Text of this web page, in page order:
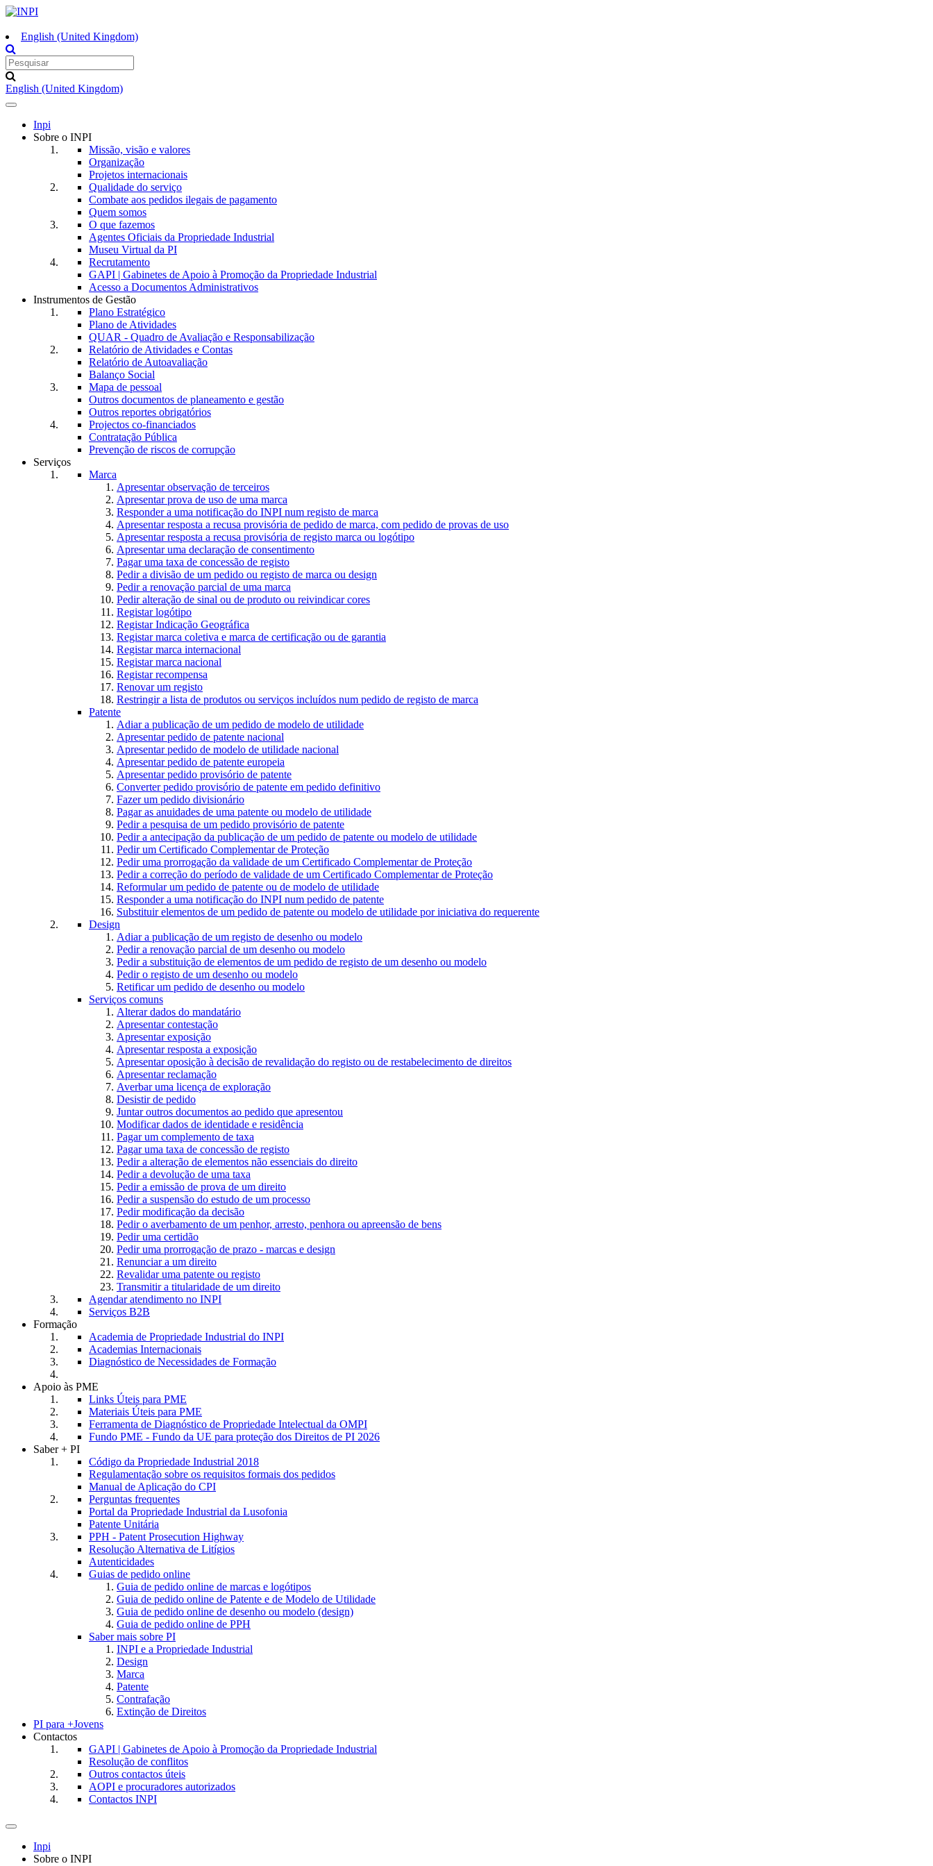
English (United Kingdom)
English (United Kingdom)
Toggle
navigation
Inpi
Sobre o INPI
Missão, visão e valores
Organização
Projetos internacionais
Qualidade do serviço
Combate aos pedidos ilegais de pagamento
Quem somos
O que fazemos
Agentes Oficiais da Propriedade Industrial
Museu Virtual da PI
Recrutamento
GAPI | Gabinetes de Apoio à Promoção da Propriedade Industrial
Acesso a Documentos Administrativos
Instrumentos de Gestão
Plano Estratégico
Plano de Atividades
QUAR - Quadro de Avaliação e Responsabilização
Relatório de Atividades e Contas
Relatório de Autoavaliação
Balanço Social
Mapa de pessoal
Outros documentos de planeamento e gestão
Outros reportes obrigatórios
Projectos co-financiados
Contratação Pública
Prevenção de riscos de corrupção
Serviços
Marca
Apresentar observação de terceiros
Apresentar prova de uso de uma marca
Responder a uma notificação do INPI num registo de marca
Apresentar resposta a recusa provisória de pedido de marca, com pedido de provas de uso
Apresentar resposta a recusa provisória de registo marca ou logótipo
Apresentar uma declaração de consentimento
Pagar uma taxa de concessão de registo
Pedir a divisão de um pedido ou registo de marca ou design
Pedir a renovação parcial de uma marca
Pedir alteração de sinal ou de produto ou reivindicar cores
Registar logótipo
Registar Indicação Geográfica
Registar marca coletiva e marca de certificação ou de garantia
Registar marca internacional
Registar marca nacional
Registar recompensa
Renovar um registo
Restringir a lista de produtos ou serviços incluídos num pedido de registo de marca
Patente
Adiar a publicação de um pedido de modelo de utilidade
Apresentar pedido de patente nacional
Apresentar pedido de modelo de utilidade nacional
Apresentar pedido de patente europeia
Apresentar pedido provisório de patente
Converter pedido provisório de patente em pedido definitivo
Fazer um pedido divisionário
Pagar as anuidades de uma patente ou modelo de utilidade
Pedir a pesquisa de um pedido provisório de patente
Pedir a antecipação da publicação de um pedido de patente ou modelo de utilidade
Pedir um Certificado Complementar de Proteção
Pedir uma prorrogação da validade de um Certificado Complementar de Proteção
Pedir a correção do período de validade de um Certificado Complementar de Proteção
Reformular um pedido de patente ou de modelo de utilidade
Responder a uma notificação do INPI num pedido de patente
Substituir elementos de um pedido de patente ou modelo de utilidade por iniciativa do requerente
Design
Adiar a publicação de um registo de desenho ou modelo
Pedir a renovação parcial de um desenho ou modelo
Pedir a substituição de elementos de um pedido de registo de um desenho ou modelo
Pedir o registo de um desenho ou modelo
Retificar um pedido de desenho ou modelo
Serviços comuns
Alterar dados do mandatário
Apresentar contestação
Apresentar exposição
Apresentar resposta a exposição
Apresentar oposição à decisão de revalidação do registo ou de restabelecimento de direitos
Apresentar reclamação
Averbar uma licença de exploração
Desistir de pedido
Juntar outros documentos ao pedido que apresentou
Modificar dados de identidade e residência
Pagar um complemento de taxa
Pagar uma taxa de concessão de registo
Pedir a alteração de elementos não essenciais do direito
Pedir a devolução de uma taxa
Pedir a emissão de prova de um direito
Pedir a suspensão do estudo de um processo
Pedir modificação da decisão
Pedir o averbamento de um penhor, arresto, penhora ou apreensão de bens
Pedir uma certidão
Pedir uma prorrogação de prazo - marcas e design
Renunciar a um direito
Revalidar uma patente ou registo
Transmitir a titularidade de um direito
Agendar atendimento no INPI
Serviços B2B
Formação
Academia de Propriedade Industrial do INPI
Academias Internacionais
Diagnóstico de Necessidades de Formação
Apoio às PME
Links Úteis para PME
Materiais Úteis para PME
Ferramenta de Diagnóstico de Propriedade Intelectual da OMPI
Fundo PME - Fundo da UE para proteção dos Direitos de PI 2026
Saber + PI
Código da Propriedade Industrial 2018
Regulamentação sobre os requisitos formais dos pedidos
Manual de Aplicação do CPI
Perguntas frequentes
Portal da Propriedade Industrial da Lusofonia
Patente Unitária
PPH - Patent Prosecution Highway
Resolução Alternativa de Litígios
Autenticidades
Guias de pedido online
Guia de pedido online de marcas e logótipos
Guia de pedido online de Patente e de Modelo de Utilidade
Guia de pedido online de desenho ou modelo (design)
Guia de pedido online de PPH
Saber mais sobre PI
INPI e a Propriedade Industrial
Design
Marca
Patente
Contrafação
Extinção de Direitos
PI para +Jovens
Contactos
GAPI | Gabinetes de Apoio à Promoção da Propriedade Industrial
Resolução de conflitos
Outros contactos úteis
AOPI e procuradores autorizados
Contactos INPI
Toggle
navigation
Inpi
Sobre o INPI